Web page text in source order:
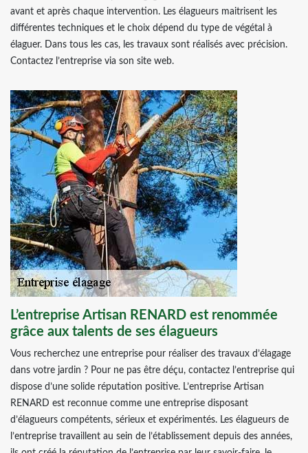
avant et après chaque intervention. Les élagueurs maitrisent les
différentes techniques et le choix dépend du type de végétal à
élaguer. Dans tous les cas, les travaux sont réalisés avec précision.
Contactez l’entreprise via son site web.
L’entreprise Artisan RENARD est renommée
grâce aux talents de ses élagueurs
Vous recherchez une entreprise pour réaliser des travaux d’élagage
dans votre jardin ? Pour ne pas être déçu, contactez l’entreprise qui
dispose d’une solide réputation positive. L’entreprise Artisan
RENARD est reconnue comme une entreprise disposant
d’élagueurs compétents, sérieux et expérimentés. Les élagueurs de
l’entreprise travaillent au sein de l’établissement depuis des années,